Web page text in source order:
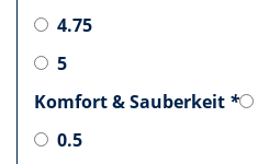
4.75
5
Komfort & Sauberkeit *
0.5